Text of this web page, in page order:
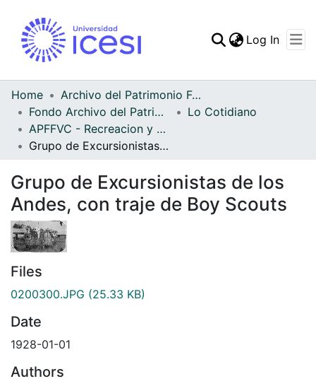
Statistics
Log In
Home
Archivo del Patrimonio Fotográfico y Fílmico del Valle del Cauca
Fondo Archivo del Patrimonio Fotográfico y Fílmico del Valle del Cauca
Lo Cotidiano
APFFVC - Recreacion y Paseo - Patrimonial
Grupo de Excursionistas de los Andes, con traje de Boy Scouts
Grupo de Excursionistas de los
Andes, con traje de Boy Scouts
Files
0200300.JPG (25.33 KB)
Date
1928-01-01
Authors